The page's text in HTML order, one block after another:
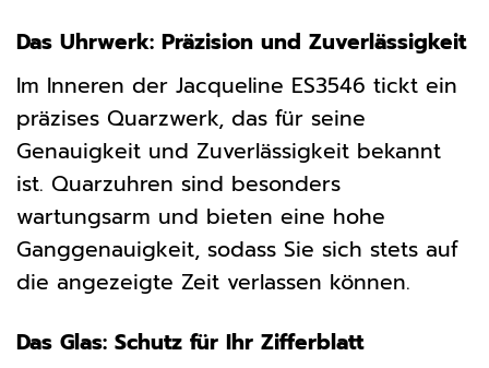
Das Uhrwerk: Präzision und Zuverlässigkeit
Im Inneren der Jacqueline ES3546 tickt ein
präzises Quarzwerk, das für seine
Genauigkeit und Zuverlässigkeit bekannt
ist. Quarzuhren sind besonders
wartungsarm und bieten eine hohe
Ganggenauigkeit, sodass Sie sich stets auf
die angezeigte Zeit verlassen können.
Das Glas: Schutz für Ihr Zifferblatt